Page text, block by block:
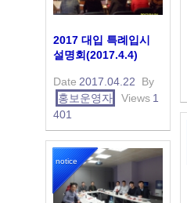
2017 대입 특례입시
설명회(2017.4.4)
Date 2017.04.22
By
홍보운영자
Views 1
401
notice